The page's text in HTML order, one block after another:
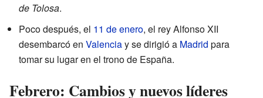
de Tolosa.
Poco después, el 11 de enero, el rey Alfonso XII
desembarcó en Valenciay se dirigió a Madrid para
tomar su lugar en el trono de España.
Febrero: Cambios y nuevos líderes